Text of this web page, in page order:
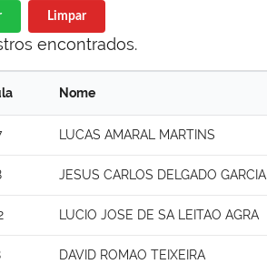
Limpar
encontrados.
Nome
LUCAS AMARAL MARTINS
JESUS CARLOS DELGADO GARCIA
LUCIO JOSE DE SA LEITAO AGRA
DAVID ROMAO TEIXEIRA